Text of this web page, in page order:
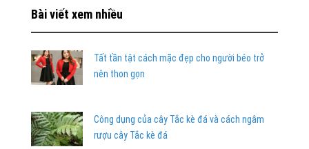
Bài viết xem nhiều
Tất tần tật cách mặc đẹp cho người béo trở
nên thon gọn
Công dụng của cây Tắc kè đá và cách ngâm
rượu cây Tắc kè đá